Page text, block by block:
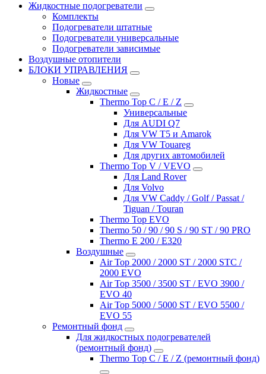
Жидкостные подогреватели
Комплекты
Подогреватели штатные
Подогреватели универсальные
Подогреватели зависимые
Воздушные отопители
БЛОКИ УПРАВЛЕНИЯ
Новые
Жидкостные
Thermo Top C / E / Z
Универсальные
Для AUDI Q7
Для VW T5 и Amarok
Для VW Touareg
Для других автомобилей
Thermo Top V / VEVO
Для Land Rover
Для Volvo
Для VW Caddy / Golf / Passat /
Tiguan / Touran
Thermo Top EVO
Thermo 50 / 90 / 90 S / 90 ST / 90 PRO
Thermo E 200 / E320
Воздушные
Air Top 2000 / 2000 ST / 2000 STC /
2000 EVO
Air Top 3500 / 3500 ST / EVO 3900 /
EVO 40
Air Top 5000 / 5000 ST / EVO 5500 /
EVO 55
Ремонтный фонд
Для жидкостных подогревателей
(ремонтный фонд)
Thermo Top C / E / Z (ремонтный фонд)